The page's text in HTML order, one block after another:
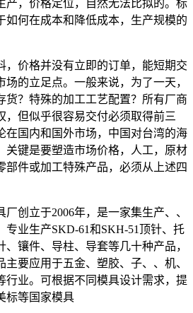
产，价格定位，自然无法比拟的。标
如何在成本和降低成本，生产规模的
价格并没有立即的订单，能短期交
的立足点。一般来说，为了一天，
货？特殊的加工工艺配置？所有厂商
，但似乎很容易交付必须取得前三
在国内和国外市场，中国对台湾的海
关键是要塑造市场价格，人工，原材
部件或加工特殊产品，必须从上述四
立于2006年，是一家集生产、、
专业生产SKD-61和SKH-51顶针、托
镶件、导柱、导套等几十种产品，
要应用于五金、塑胶、子、、机、
行业。可根据不同模具设计需求，提
标等国家模具